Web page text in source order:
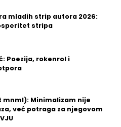
mladih strip autora 2026:
stripa
Poezija, rokenrol i
mnml): Minimalizam nije
već potraga za njegovom